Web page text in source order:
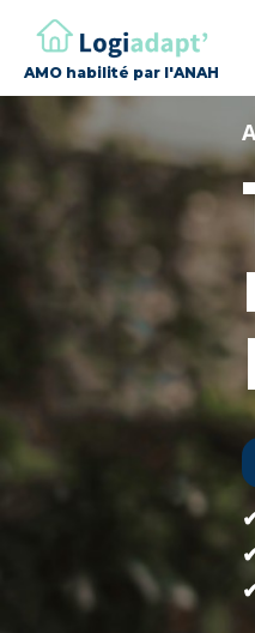
AMO habilité par l'ANAH